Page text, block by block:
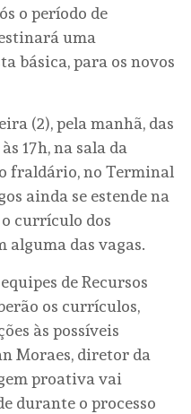
o período de
uma
básica, para os novos
(2), pela manhã, das
17h, na sala da
fraldário, no Terminal
ainda se estende na
currículo dos
alguma das vagas.
de Recursos
os currículos,
às possíveis
Moraes, diretor da
proativa vai
durante o processo